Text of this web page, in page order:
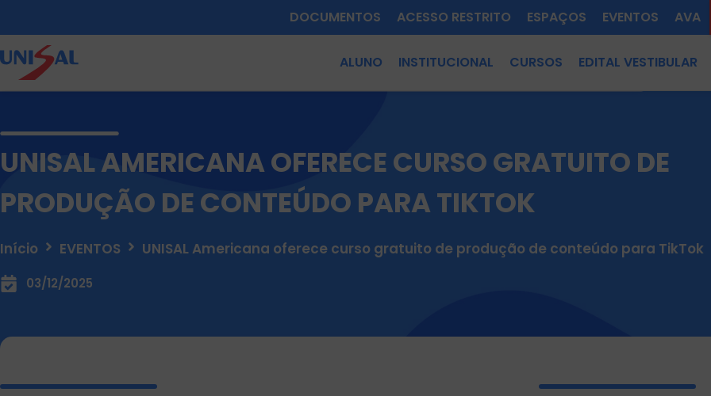
DOCUMENTOS ACESSO RESTRITO ESPAÇOS EVENTOS AVA
ALUNO INSTITUCIONAL CURSOS EDITAL VESTIBULAR
UNISAL AMERICANA OFERECE CURSO GRATUITO DE
PRODUÇÃO DE CONTEÚDO PARA TIKTOK
Início EVENTOS UNISAL Americana oferece curso gratuito de produção de conteúdo para TikTok
03/12/2025